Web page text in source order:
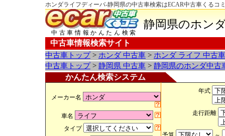
ホンダライフディーバ-静岡県の中古車検索はECAR中古車くるコ
中古車情報かんたん検索
静岡県のホン
中古車情報検索サイト
中古車トップ> ホンダ 中古車 > ホンダ ライフ 中古
中古車トップ> 静岡県 中古車 > 静岡県のホンダ中古
かんたん検索システム
メーカー名
車名
タイプ
年式
走行距離